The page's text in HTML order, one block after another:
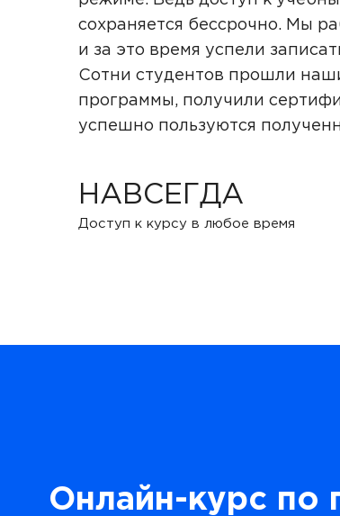
сохраняется бессрочно. Мы
и за это время успели
Сотни студентов прошли
программы, получили
успешно пользуются
НАВСЕГДА
Доступ к курсу в любое время
Онлайн-курс по